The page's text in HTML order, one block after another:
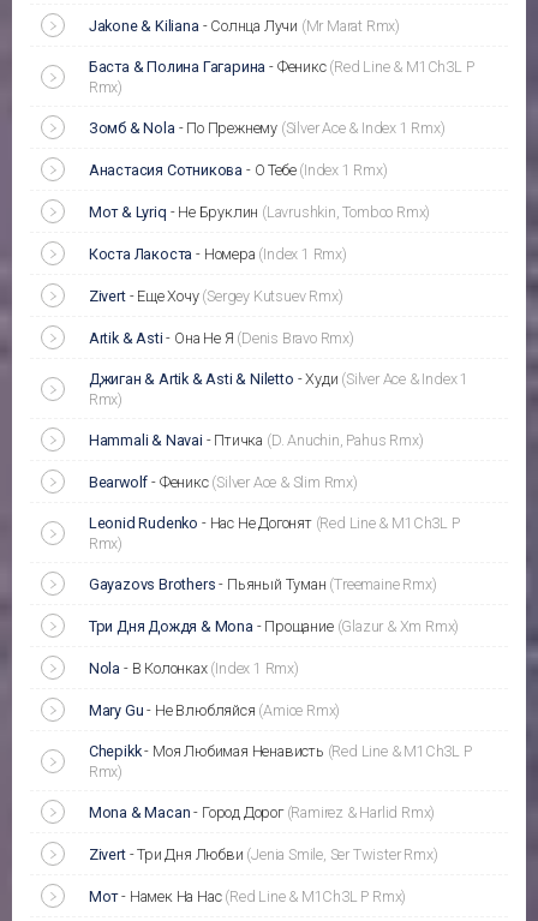
Jakone & Kiliana - Солнца Лучи (Mr Marat Rmx)
Баста & Полина Гагарина - Феникс (Red Line & M1Ch3L P
Rmx)
Зомб & Nola - По Прежнему (Silver Ace & Index 1 Rmx)
Анастасия Сотникова - О Тебе (Index 1 Rmx)
Мот & Lyriq - Не Бруклин (Lavrushkin, Tomboo Rmx)
Коста Лакоста - Номера (Index 1 Rmx)
Zivert- Еще Хочу (Sergey Kutsuev Rmx)
Artik & Asti - Она Не Я (Denis Bravo Rmx)
Джиган & Artik & Asti & Niletto -Худи (Silver Ace & Index 1
Rmx)
Hammali & Navai - Птичка (D. Anuchin, Pahus Rmx)
Bearwolf - Феникс (Silver Ace & Slim Rmx)
Leonid Rudenko - Нас Не Догонят (Red Line & M1Ch3L P
Rmx)
Gayazovs Brothers - Пьяный Туман (Treemaine Rmx)
Три Дня Дождя & Mona - Прощание (Glazur & Xm Rmx)
Nola - В Колонках (Index 1 Rmx)
Mary Gu - Не Влюбляйся (Amice Rmx)
Chepikk- Моя Любимая Ненависть (Red Line & M1Ch3L P
Rmx)
Mona & Macan - Город Дорог (Ramirez & Harlid Rmx)
Zivert-Три Дня Любви (Jenia Smile, Ser Twister Rmx)
Мот- Намек На Нас (Red Line & M1Ch3L P Rmx)